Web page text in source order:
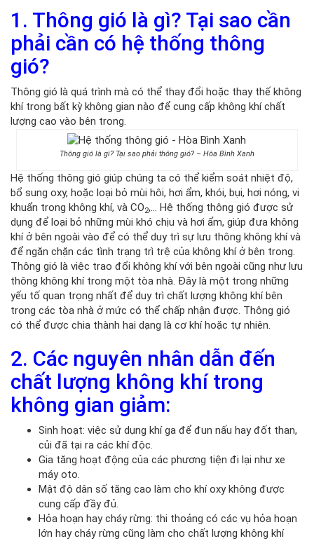
1. Thông gió là gì? Tại sao cần
phải cần có hệ thống thông
gió?
Thông gió là quá trình mà có thể thay đổi hoặc thay thế không
khí trong bất kỳ không gian nào để cung cấp không khí chất
lượng cao vào bên trong.
Thông gió là gì? Tại sao phải thông gió? – Hòa Bình Xanh
Hệ thống thông gió giúp chúng ta có thể kiểm soát nhiệt độ,
bổ sung oxy, hoặc loại bỏ mùi hôi, hơi ẩm, khói, bụi, hơi nóng, vi
khuẩn trong không khí, và CO2,… Hệ thống thông gió được sử
dụng để loại bỏ những mùi khó chịu và hơi ẩm, giúp đưa không
khí ở bên ngoài vào để có thể duy trì sự lưu thông không khí và
để ngăn chặn các tình trạng trì trệ của không khí ở bên trong.
Thông gió là việc trao đổi không khí với bên ngoài cũng như lưu
thông không khí trong một tòa nhà. Đây là một trong những
yếu tố quan trọng nhất để duy trì chất lượng không khí bên
trong các tòa nhà ở mức có thể chấp nhận được. Thông gió
có thể được chia thành hai dạng là cơ khí hoặc tự nhiên.
2. Các nguyên nhân dẫn đến
chất lượng không khí trong
không gian giảm:
Sinh hoạt: việc sử dụng khí ga để đun nấu hay đốt than,
củi đã tại ra các khí độc.
Gia tăng hoạt động của các phương tiện đi lại như xe
máy oto.
Mật độ dân số tăng cao làm cho khí oxy không được
cung cấp đầy đủ.
Hỏa hoạn hay cháy rừng: thi thoảng có các vụ hỏa hoạn
lớn hay cháy rừng cũng làm cho chất lượng không khí